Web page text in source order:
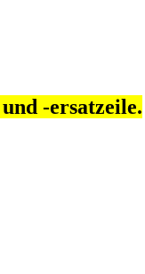
-ersatzeile.